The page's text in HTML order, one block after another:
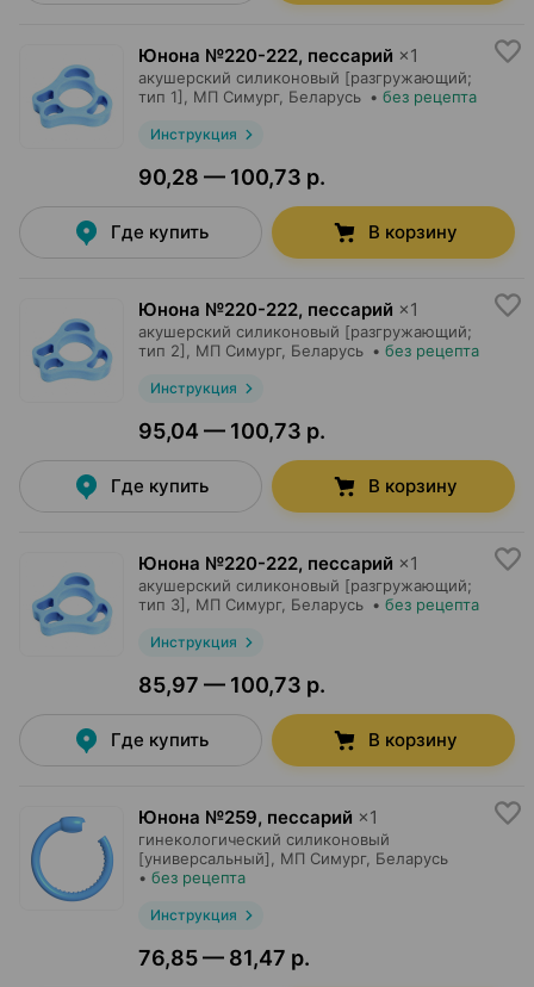
Юнона №220-222, пессарий ×1
акушерский силиконовый [разгружающий;
тип 1],
МП Симург, Беларусь • без рецепта
Инструкция
90,28 — 100,73 р.
Где купить В корзину
Юнона №220-222, пессарий ×1
акушерский силиконовый [разгружающий;
тип 2],
МП Симург, Беларусь • без рецепта
Инструкция
95,04 — 100,73 р.
Где купить В корзину
Юнона №220-222, пессарий ×1
акушерский силиконовый [разгружающий;
тип 3],
МП Симург, Беларусь • без рецепта
Инструкция
85,97 — 100,73 р.
Где купить В корзину
Юнона №259, пессарий ×1
гинекологический силиконовый
[универсальный],
МП Симург, Беларусь
• без рецепта
Инструкция
76,85 — 81,47 р.